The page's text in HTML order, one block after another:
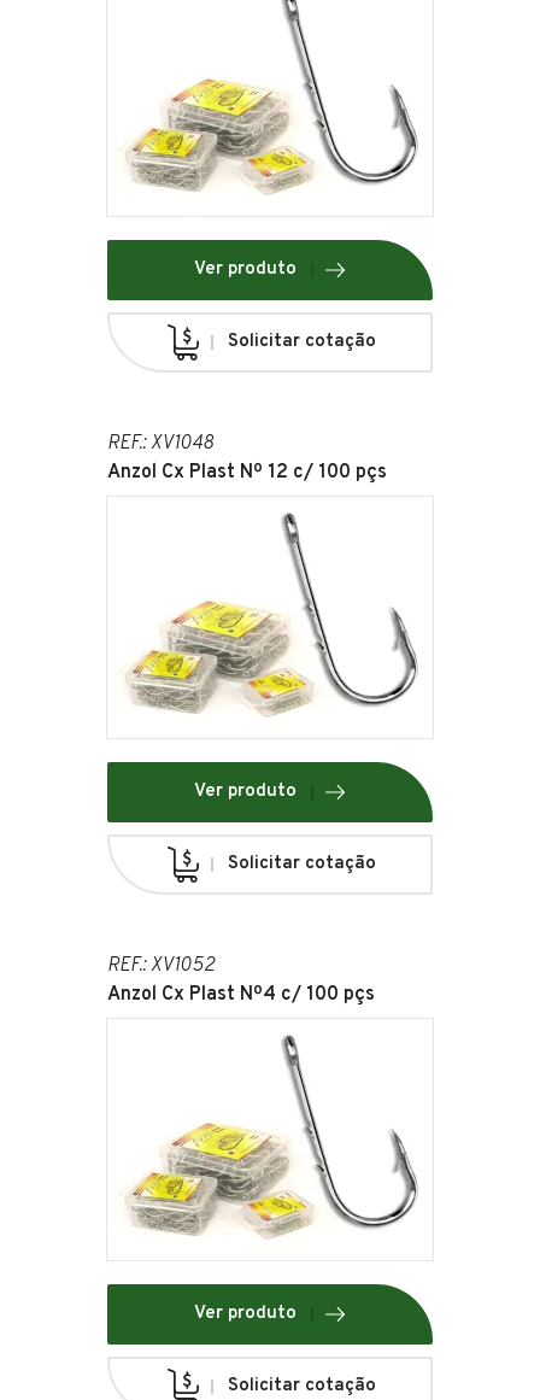
Ver produto
Solicitar cotação
REF.: XV1048
Anzol Cx Plast Nº 12 c/ 100 pçs
Ver produto
Solicitar cotação
REF.: XV1052
Anzol Cx Plast Nº4 c/ 100 pçs
Ver produto
Solicitar cotação